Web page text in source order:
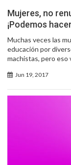
Mujeres, no
¡Podemos
Muchas veces las
educación por
machistas, pero eso
Jun 19, 2017